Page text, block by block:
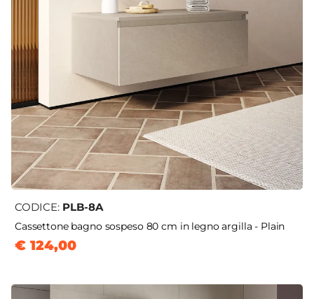
CODICE: PLB-8A
Cassettone bagno sospeso 80 cm in legno argilla - Plain
€ 124,00